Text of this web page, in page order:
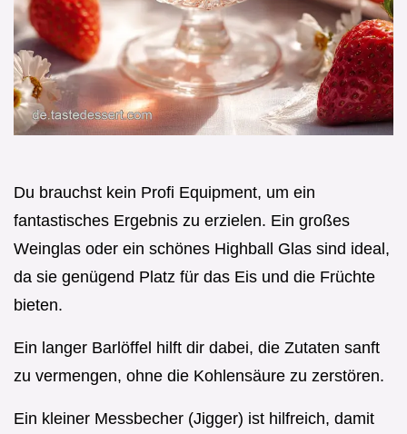
Du brauchst kein Profi Equipment, um ein
fantastisches Ergebnis zu erzielen. Ein großes
Weinglas oder ein schönes Highball Glas sind ideal,
da sie genügend Platz für das Eis und die Früchte
bieten.
Ein langer Barlöffel hilft dir dabei, die Zutaten sanft
zu vermengen, ohne die Kohlensäure zu zerstören.
Ein kleiner Messbecher (Jigger) ist hilfreich, damit